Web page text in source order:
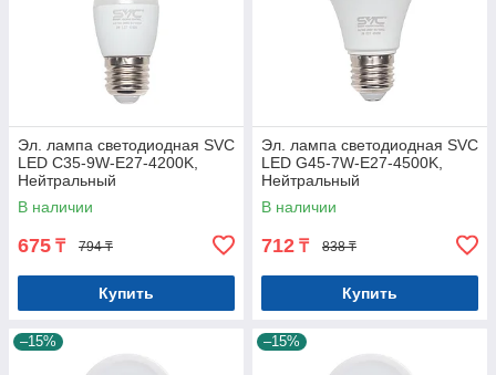
Эл. лампа светодиодная SVC
LED C35-9W-E27-4200K,
Нейтральный
В наличии
675 ₸ 794 ₸
Купить
Эл. лампа светодиодная SVC
LED G45-7W-E27-4500K,
Нейтральный
В наличии
712 ₸ 838 ₸
Купить
–15% –15%